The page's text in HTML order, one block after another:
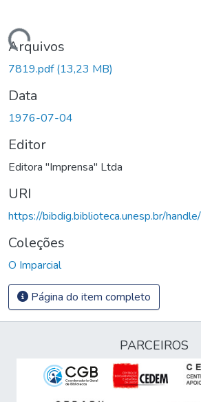
Carregando...
Arquivos
7819.pdf(13,23 MB)
Data
1976-07-04
Editor
Editora "Imprensa" Ltda
URI
https://bibdig.biblioteca.unesp.br/
Coleções
O Imparcial
Página do item completo
PARCEIROS